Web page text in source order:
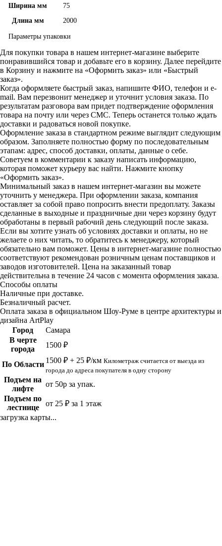
Ширина мм
75
Длина мм
2000
Параметры упаковки
Для покупки товара в нашем интернет-магазине выберите
понравившийся товар и добавьте его в корзину. Далее перейдите
в Корзину и нажмите на «Оформить заказ» или «Быстрый
заказ».
Когда оформляете быстрый заказ, напишите ФИО, телефон и e-
mail. Вам перезвонит менеджер и уточнит условия заказа. По
результатам разговора вам придет подтверждение оформления
товара на почту или через СМС. Теперь останется только ждать
доставки и радоваться новой покупке.
Оформление заказа в стандартном режиме выглядит следующим
образом. Заполняете полностью форму по последовательным
этапам: адрес, способ доставки, оплаты, данные о себе.
Советуем в комментарии к заказу написать информацию,
которая поможет курьеру вас найти. Нажмите кнопку
«Оформить заказ».
Минимальный заказ в нашем интернет-магазин вы можете
уточнить у менеджера. При оформлении заказа, компания
оставляет за собой право попросить внести предоплату. Заказы
сделанные в выходные и праздничные дни через корзину будут
обработаны в первый рабочий день следующий после заказа.
Если вы хотите узнать об условиях доставки и оплаты, но не
желаете о них читать, то обратитесь к менеджеру, который
обязательно вам поможет. Цены в интернет-магазине полностью
соответствуют рекомендован розничным ценам поставщиков и
заводов изготовителей. Цена на заказанный товар
действительна в течение 24 часов с момента оформления заказа.
Способы оплаты
Наличные при доставке.
Безналичный расчет.
Оплата заказа в официальном Шоу-Руме в центре архитектуры и
дизайна ArtPlay
Город
Самара
В черте
города
1500 ₽
По Области 1500 ₽ + 25 ₽/км Километраж считается от выезда из
города до адреса покупателя в одну сторону
Подъем на
лифте
от 50р за упак.
Подъем по
лестнице
от 25 ₽ за 1 этаж
загрузка карты...